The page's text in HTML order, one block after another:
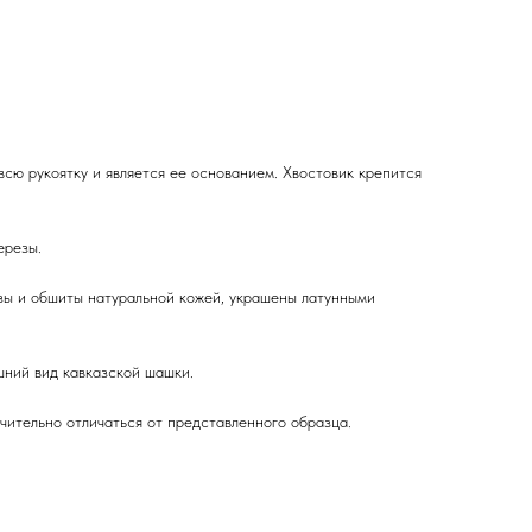
рукоятку и является ее основанием. Хвостовик крепится
и обшиты натуральной кожей, украшены латунными
вид кавказской шашки.
отличаться от представленного образца.